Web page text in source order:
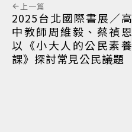
上一篇
2025台北國際書展／高
中教師周維毅、蔡禎恩
以《小大人的公民素養
課》探討常見公民議題